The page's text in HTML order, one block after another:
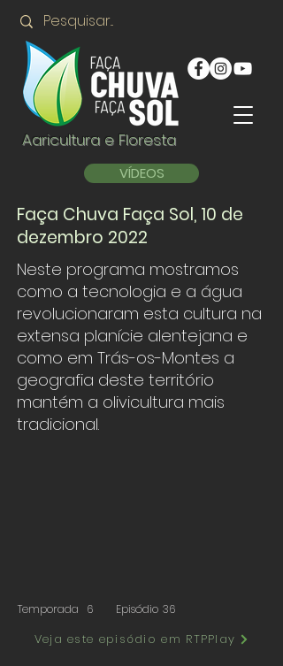
Agricultura e Floresta
VÍDEOS
Faça Chuva Faça Sol, 10 de
dezembro 2022
Neste programa mostramos
como a tecnologia e a água
revolucionaram esta cultura na
extensa planície alentejana e
como em Trás-os-Montes a
geografia deste território
mantém a olivicultura mais
tradicional.
Temporada 6 Episódio 36
Veja este episódio em RTPPlay